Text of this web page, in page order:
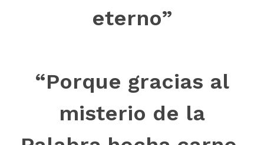
eterno”
“Porque gracias al
misterio de la